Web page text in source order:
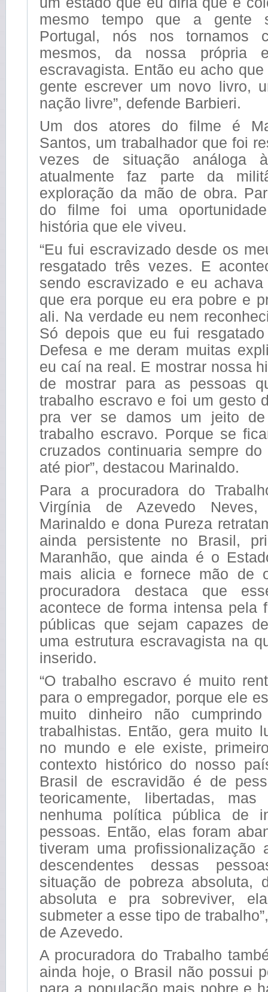
mesmo tempo que a gente
Portugal, nós nos tornamos
mesmos, da nossa própria
escravagista. Então eu acho
gente escrever um novo livro,
nação livre”, defende Barbieri.
Um dos atores do filme é
Santos, um trabalhador que foi
vezes de situação análoga
atualmente faz parte da
exploração da mão de obra.
do filme foi uma
história que ele viveu.
“Eu fui escravizado desde os
resgatado três vezes. E
sendo escravizado e eu
que era porque eu era pobre e
ali. Na verdade eu nem
Só depois que eu fui
Defesa e me deram muitas
eu caí na real. E mostrar nossa
de mostrar para as pessoas
trabalho escravo e foi um gesto
pra ver se damos um jeito
trabalho escravo. Porque se
cruzados continuaria sempre
até pior”, destacou Marinaldo.
Para a procuradora do
Virgínia de Azevedo
Marinaldo e dona Pureza
ainda persistente no Brasil,
Maranhão, que ainda é o
mais alicia e fornece mão de
procuradora destaca que
acontece de forma intensa pela
públicas que sejam capazes
uma estrutura escravagista na
inserido.
“O trabalho escravo é muito
para o empregador, porque ele
muito dinheiro não
trabalhistas. Então, gera muito
no mundo e ele existe,
contexto histórico do nosso
Brasil de escravidão é de
teoricamente, libertadas,
nenhuma política pública de
pessoas. Então, elas foram
tiveram uma profissionalização
descendentes dessas
situação de pobreza absoluta,
absoluta e pra sobreviver,
submeter a esse tipo de
de Azevedo.
A procuradora do Trabalho
ainda hoje, o Brasil não possui
para a população mais pobre e